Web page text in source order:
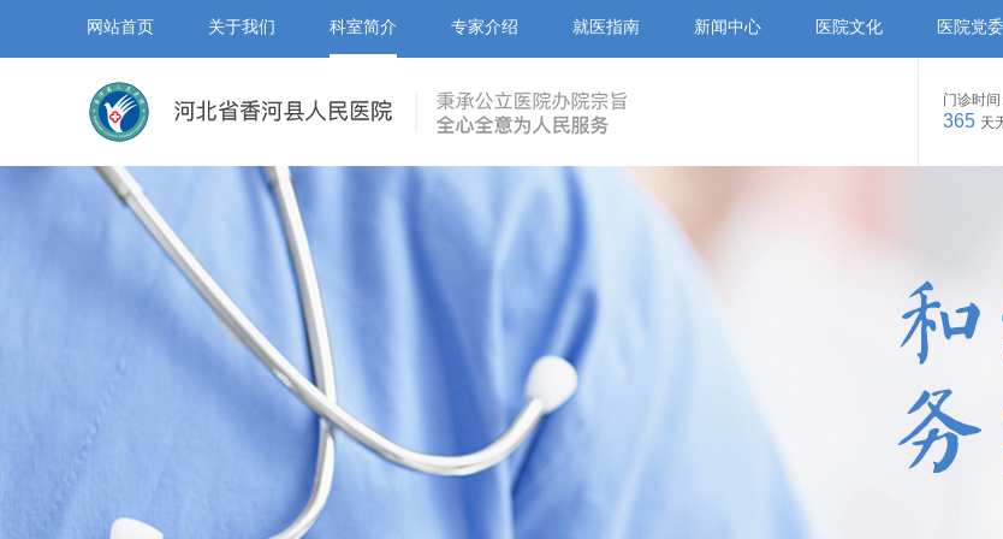
网站首页 关于我们 科室简介 专家介绍 就医指南 新闻中心 医院文化 医院党委
门诊时间
365 天